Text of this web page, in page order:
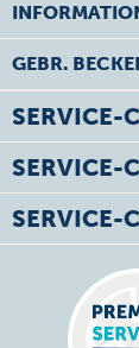
GEBR.
SERVICE-
SERVICE-
SERVICE-